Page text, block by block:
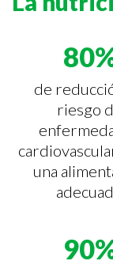
de
riesgo
una